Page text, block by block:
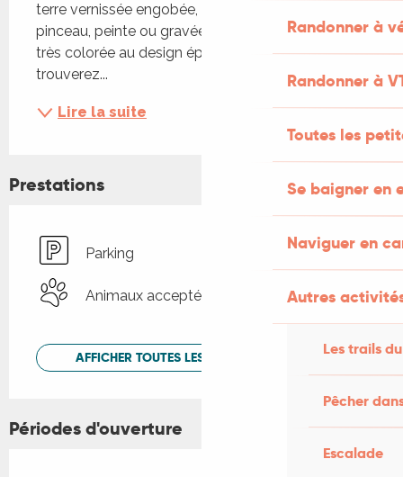
Randonner à
Randonner à
Toutes les
Se baigner en
Naviguer en
Autres
Les trails
Pêcher
Escalade
terre vernissée engobée, décorée en aplat au
pinceau, peinte ou gravée. C'est une production
très colorée au design épuré. Coté jardin, vous
trouverez...
Lire la suite
Prestations
Parking
Animaux acceptés
AFFICHER TOUTES LES PRESTATIONS
Périodes d'ouverture